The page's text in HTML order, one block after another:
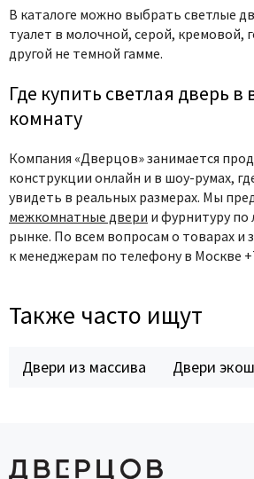
В каталоге можно выбрать светлые
туалет в молочной, серой, кремовой,
другой не темной гамме.
Где купить светлая дверь в
комнату
Компания «Дверцов» занимается
конструкции онлайн и в шоу-румах,
увидеть в реальных размерах. Мы
межкомнатные двери и фурнитуру
рынке. По всем вопросам о товарах и
к менеджерам по телефону в Москве
Также часто ищут
Двери из массива Двери